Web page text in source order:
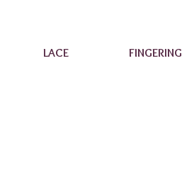
LACE FINGERING